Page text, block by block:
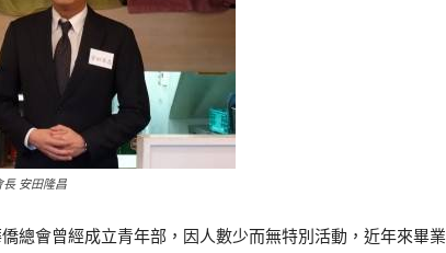
長 安田隆昌
總會曾經成立青年部，因人數少而無特別活動，近年來畢業